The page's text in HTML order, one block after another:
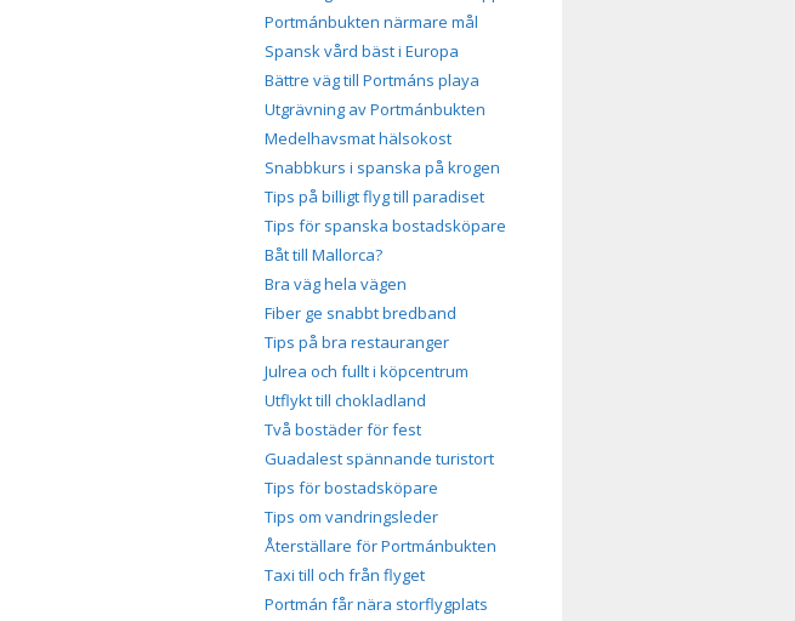
Portmánbukten närmare mål
Spansk vård bäst i Europa
Bättre väg till Portmáns playa
Utgrävning av Portmánbukten
Medelhavsmat hälsokost
Snabbkurs i spanska på krogen
Tips på billigt flyg till paradiset
Tips för spanska bostadsköpare
Båt till Mallorca?
Bra väg hela vägen
Fiber ge snabbt bredband
Tips på bra restauranger
Julrea och fullt i köpcentrum
Utflykt till chokladland
Två bostäder för fest
Guadalest spännande turistort
Tips för bostadsköpare
Tips om vandringsleder
Återställare för Portmánbukten
Taxi till och från flyget
Portmán får nära storflygplats